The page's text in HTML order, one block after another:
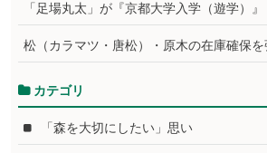
「足場丸太」が『京都大学入学（遊学
松（カラマツ・唐松）・原木の在庫確保
カテゴリ
「森を大切にしたい」思い